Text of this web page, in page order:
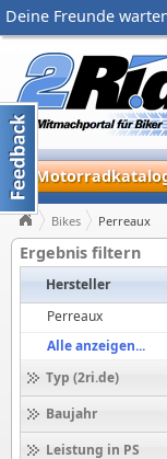
Deine Freunde
Bikes Perreaux
Ergebnis filtern
Hersteller
Perreaux
Alle anzeigen...
Typ (2ri.de)
Baujahr
Leistung in PS